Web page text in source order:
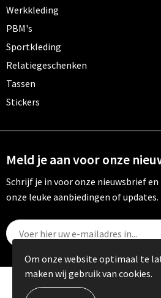
Werkkleding
PBM's
Sportkleding
Relatiegeschenken
Tassen
Stickers
Meld je aan voor onze
Schrijf je in voor onze nieuwsbrief
onze leuke aanbiedingen of updates.
© Copyright
Om onze website optimaal te
maken wij gebruik van cookies.